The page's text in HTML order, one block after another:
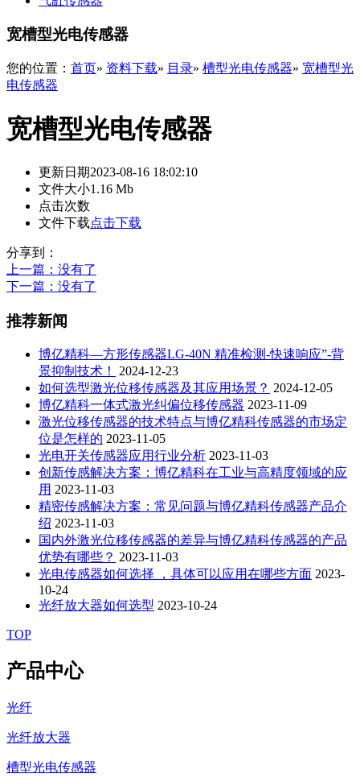
宽槽型光电传感器
您的位置： 首页» 资料下载» 目录» 槽型光电传感器» 宽槽型光
电传感器
宽槽型光电传感器
更新日期2023-08-16 18:02:10
文件大小1.16 Mb
点击次数
文件下载点击下载
分享到：
上一篇 ：没有了
下一篇 ：没有了
推荐新闻
博亿精科—方形传感器LG-40N 精准检测-快速响应”-背
景抑制技术！
2024-12-23
如何选型激光位移传感器及其应用场景？ 2024-12-05
博亿精科一体式激光纠偏位移传感器 2023-11-09
激光位移传感器的技术特点与博亿精科传感器的市场定
位是怎样的 2023-11-05
光电开关传感器应用行业分析 2023-11-03
创新传感解决方案：博亿精科在工业与高精度领域的应
用 2023-11-03
精密传感解决方案：常见问题与博亿精科传感器产品介
绍 2023-11-03
国内外激光位移传感器的差异与博亿精科传感器的产品
优势有哪些？ 2023-11-03
光电传感器如何选择 ，具体可以应用在哪些方面 2023-
10-24
光纤放大器如何选型 2023-10-24
TOP
产品中心
光纤
光纤放大器
槽型光电传感器